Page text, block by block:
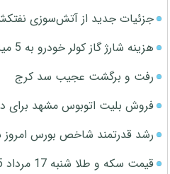
جزئیات جدید از آتش‌سوزی
هزینه شارژ گاز کولر خودرو به 5 میلیون تومان رسید
رفت و برگشت عجیب سد کرج
فروش بلیت اتوبوس مشهد برای
رشد قدرتمند شاخص بورس امروز
قیمت سکه و طلا شنبه 17 مرداد 1405